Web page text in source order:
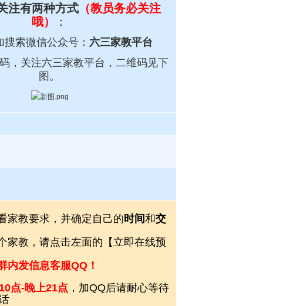
注有两种方式（教员务必关注
哦）
：
索微信公众号： 六三家教平台
，关注六三家教平台， 二维码见下
图。
家教要求，并确定自己的时间和交
家教，请点击左面的【立即在线预
内发信息客服QQ！
点-晚上21点 ，加QQ后请耐心等待